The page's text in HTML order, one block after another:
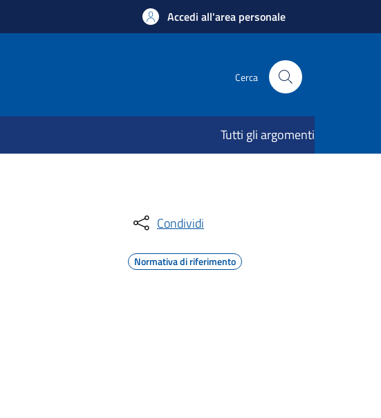
Accedi all'area personale
Cerca
Tutti gli argomenti
Condividi
Normativa di riferimento